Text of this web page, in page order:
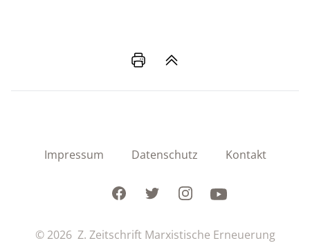
Impressum Datenschutz Kontakt
FacebookTwitterInstagramYoutube
© 2026 Z. Zeitschrift Marxistische Erneuerung